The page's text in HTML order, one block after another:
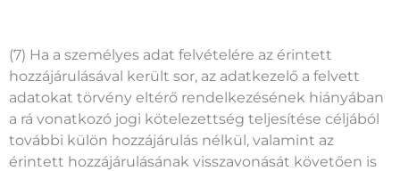
(7) Ha a személyes adat felvételére az érintett
hozzájárulásával került sor, az adatkezelő a felvett
adatokat törvény eltérő rendelkezésének hiányában
a rá vonatkozó jogi kötelezettség teljesítése céljából
további külön hozzájárulás nélkül, valamint az
érintett hozzájárulásának visszavonását követően is